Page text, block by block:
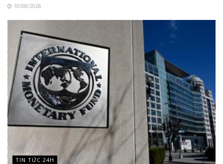
10/08/2026
TIN TỨC 24H